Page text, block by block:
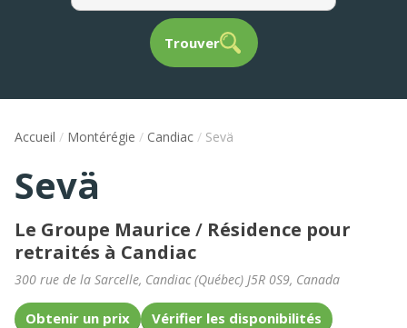
Trouver
Accueil / Montérégie / Candiac / Sevä
Sevä
Le Groupe Maurice / Résidence pour
retraités à Candiac
300 rue de la Sarcelle, Candiac(Québec) J5R 0S9, Canada
Obtenir un prix
Vérifier les disponibilités